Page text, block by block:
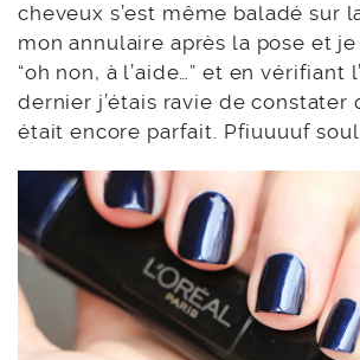
cheveux s’est même baladé sur
mon annulaire après la pose et
“oh non, à l’aide…” et en vérifiant
dernier j’étais ravie de constater
était encore parfait. Pfiuuuuf